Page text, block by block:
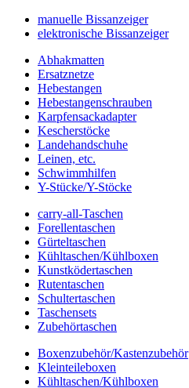
manuelle Bissanzeiger
elektronische Bissanzeiger
Abhakmatten
Ersatznetze
Hebestangen
Hebestangenschrauben
Karpfensackadapter
Kescherstöcke
Landehandschuhe
Leinen, etc.
Schwimmhilfen
Y-Stücke/Y-Stöcke
carry-all-Taschen
Forellentaschen
Gürteltaschen
Kühltaschen/Kühlboxen
Kunstködertaschen
Rutentaschen
Schultertaschen
Taschensets
Zubehörtaschen
Boxenzubehör/Kastenzubehör
Kleinteileboxen
Kühltaschen/Kühlboxen